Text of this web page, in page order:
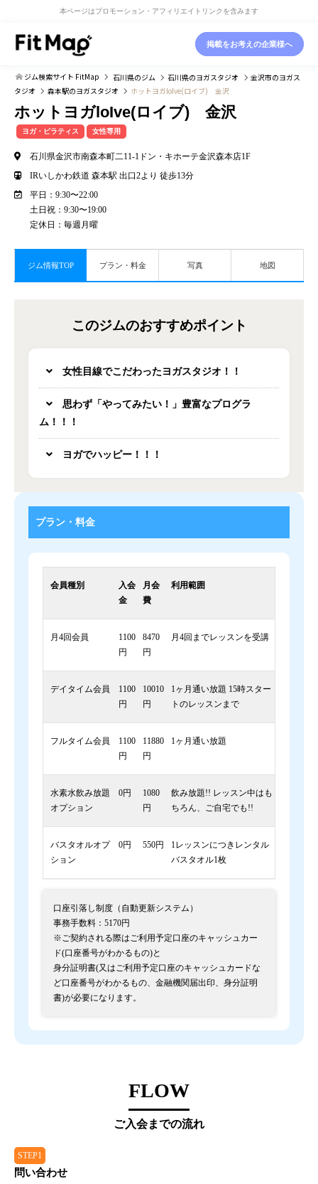
本ページはプロモーション・アフィリエイトリンクを含みます
掲載をお考えの企業様へ
ジム検索サイト FitMap 石川県のジム 石川県のヨガスタジオ 金沢市のヨガス
タジオ
森本駅のヨガスタジオ ホットヨガloIve(ロイブ) 金沢
ホットヨガloIve(ロイブ) 金沢
ヨガ・ピラティス 女性専用
石川県金沢市南森本町二11-1ドン・キホーテ金沢森本店1F
IRいしかわ鉄道 森本駅 出口2より 徒歩13分
平日：9:30〜22:00
土日祝：9:30〜19:00
定休日：毎週月曜
ジム情報TOP プラン・料金 写真 地図
このジムのおすすめポイント
女性目線でこだわったヨガスタジオ！！
思わず「やってみたい！」豊富なプログラ
ム！！！
ヨガでハッピー！！！
プラン・料金
会員種別
入会
金
月会
費
利用範囲
月4回会員
1100
円
8470
円
月4回までレッスンを受講
デイタイム会員
1100
円
10010
円
1ヶ月通い放題 15時スター
トのレッスンまで
フルタイム会員
1100
円
11880
円
1ヶ月通い放題
水素水飲み放題
オプション
0円
1080
円
飲み放題!! レッスン中はも
ちろん、ご自宅でも!!
バスタオルオプ
ション
0円 550円
1レッスンにつきレンタル
バスタオル1枚
口座引落し制度（自動更新システム）
事務手数料：5170円
※ご契約される際はご利用予定口座のキャッシュカー
ド(口座番号がわかるもの)と
身分証明書(又はご利用予定口座のキャッシュカードな
ど口座番号がわかるもの、金融機関届出印、身分証明
書)が必要になります。
FLOW
ご入会までの流れ
STEP1
問い合わせ